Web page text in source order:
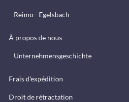
Reimo - Egelsbach
À propos de nous
Unternehmensgeschichte
Frais d'expédition
Droit de rétractation